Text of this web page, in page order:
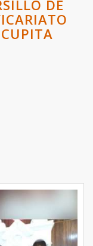
DE